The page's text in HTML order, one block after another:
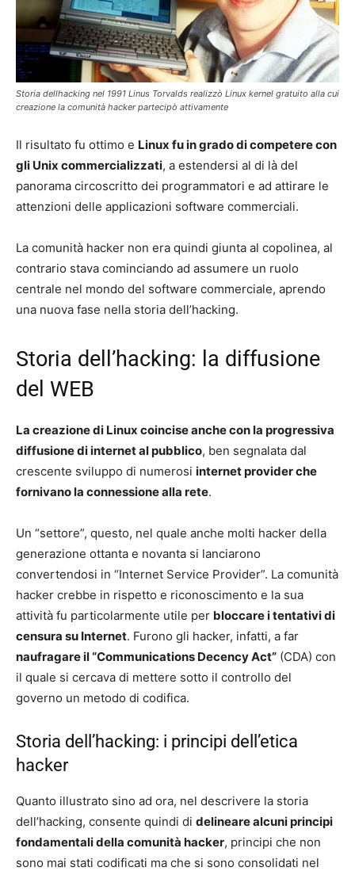
Storia dellhacking nel 1991 Linus Torvalds realizzò Linux kernel gratuito alla cui
creazione la comunità hacker partecipò attivamente
Il risultato fu ottimo e Linux fu in grado di competere con
gli Unix commercializzati, a estendersi al di là del
panorama circoscritto dei programmatori e ad attirare le
attenzioni delle applicazioni software commerciali.
La comunità hacker non era quindi giunta al copolinea, al
contrario stava cominciando ad assumere un ruolo
centrale nel mondo del software commerciale, aprendo
una nuova fase nella storia dell’hacking.
Storia dell’hacking: la diffusione
del WEB
La creazione di Linux coincise anche con la progressiva
diffusione di internet al pubblico, ben segnalata dal
crescente sviluppo di numerosi internet provider che
fornivano la connessione alla rete.
Un “settore”, questo, nel quale anche molti hacker della
generazione ottanta e novanta si lanciarono
convertendosi in “Internet Service Provider”. La comunità
hacker crebbe in rispetto e riconoscimento e la sua
attività fu particolarmente utile per bloccare i tentativi di
censura su Internet. Furono gli hacker, infatti, a far
naufragare il “Communications Decency Act” (CDA) con
il quale si cercava di mettere sotto il controllo del
governo un metodo di codifica.
Storia dell’hacking: i principi dell’etica
hacker
Quanto illustrato sino ad ora, nel descrivere la storia
dell’hacking, consente quindi di delineare alcuni principi
fondamentali della comunità hacker, principi che non
sono mai stati codificati ma che si sono consolidati nel